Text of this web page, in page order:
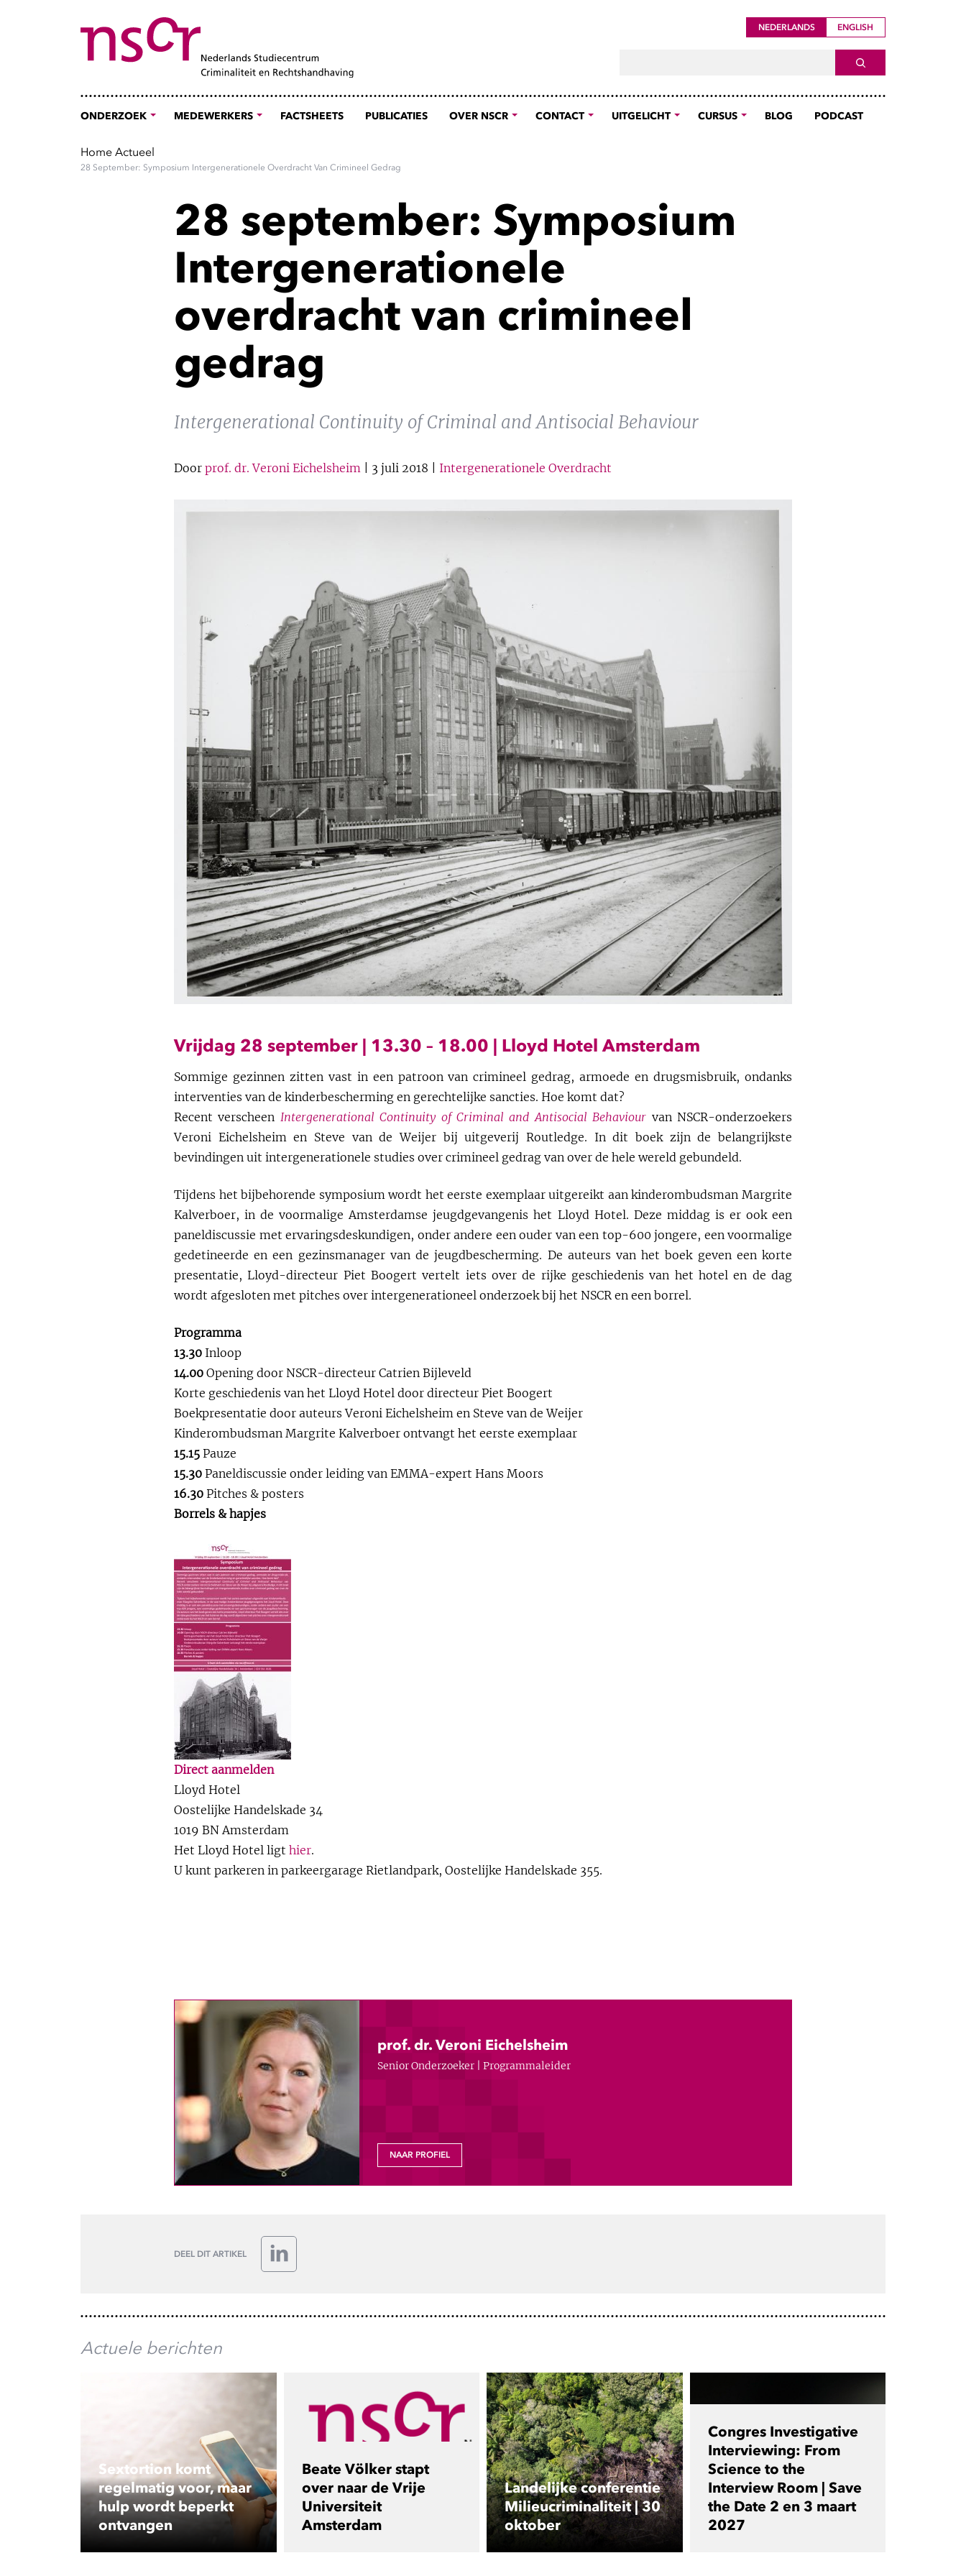
NEDERLANDS ENGLISH
SEARCH
ONDERZOEK MEDEWERKERS FACTSHEETS PUBLICATIES OVER NSCR CONTACT UITGELICHT CURSUS BLOG PODCAST
Home Actueel
28 September: Symposium Intergenerationele Overdracht Van Crimineel Gedrag
28 september: Symposium
Intergenerationele
overdracht van crimineel
gedrag
Intergenerational Continuity of Criminal and Antisocial Behaviour
Door prof. dr. Veroni Eichelsheim | 3 juli 2018 | Intergenerationele Overdracht
Vrijdag 28 september | 13.30 – 18.00 | Lloyd Hotel Amsterdam
Sommige gezinnen zitten vast in een patroon van crimineel gedrag, armoede en drugsmisbruik, ondanks
interventies van de kinderbescherming en gerechtelijke sancties. Hoe komt dat?
Recent verscheen Intergenerational Continuity of Criminal and Antisocial Behaviour van NSCR-onderzoekers
Veroni Eichelsheim en Steve van de Weijer bij uitgeverij Routledge. In dit boek zijn de belangrijkste
bevindingen uit intergenerationele studies over crimineel gedrag van over de hele wereld gebundeld.
Tijdens het bijbehorende symposium wordt het eerste exemplaar uitgereikt aan kinderombudsman Margrite
Kalverboer, in de voormalige Amsterdamse jeugdgevangenis het Lloyd Hotel. Deze middag is er ook een
paneldiscussie met ervaringsdeskundigen, onder andere een ouder van een top-600 jongere, een voormalige
gedetineerde en een gezinsmanager van de jeugdbescherming. De auteurs van het boek geven een korte
presentatie, Lloyd-directeur Piet Boogert vertelt iets over de rijke geschiedenis van het hotel en de dag
wordt afgesloten met pitches over intergenerationeel onderzoek bij het NSCR en een borrel.
Programma
13.30 Inloop
14.00 Opening door NSCR-directeur Catrien Bijleveld
Korte geschiedenis van het Lloyd Hotel door directeur Piet Boogert
Boekpresentatie door auteurs Veroni Eichelsheim en Steve van de Weijer
Kinderombudsman Margrite Kalverboer ontvangt het eerste exemplaar
15.15 Pauze
15.30 Paneldiscussie onder leiding van EMMA-expert Hans Moors
16.30 Pitches & posters
Borrels & hapjes
Direct aanmelden
Lloyd Hotel
Oostelijke Handelskade 34
1019 BN Amsterdam
Het Lloyd Hotel ligt hier.
U kunt parkeren in parkeergarage Rietlandpark, Oostelijke Handelskade 355.
prof. dr. Veroni Eichelsheim
Senior Onderzoeker | Programmaleider
NAAR PROFIEL
DEEL DIT ARTIKEL
LinkedIn
Actuele berichten
Sextortion komt
regelmatig voor, maar
hulp wordt beperkt
ontvangen
Beate Völker stapt
over naar de Vrije
Universiteit
Amsterdam
Landelijke conferentie
Milieucriminaliteit | 30
oktober
Congres Investigative
Interviewing: From
Science to the
Interview Room | Save
the Date 2 en 3 maart
2027